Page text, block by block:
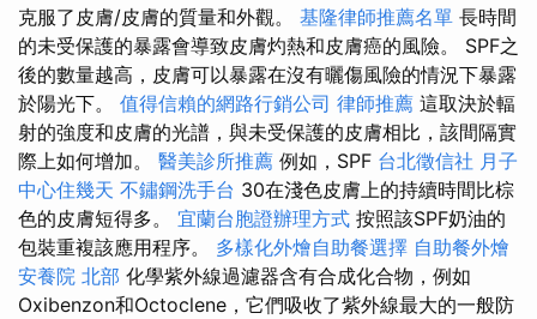
克服了皮膚/皮膚的質量和外觀。 基隆律師推薦名單 長時間
的未受保護的暴露會導致皮膚灼熱和皮膚癌的風險。 SPF之
後的數量越高，皮膚可以暴露在沒有曬傷風險的情況下暴露
於陽光下。 值得信賴的網路行銷公司 律師推薦 這取決於輻
射的強度和皮膚的光譜，與未受保護的皮膚相比，該間隔實
際上如何增加。 醫美診所推薦 例如，SPF 台北徵信社 月子
中心住幾天 不鏽鋼洗手台 30在淺色皮膚上的持續時間比棕
色的皮膚短得多。 宜蘭台胞證辦理方式 按照該SPF奶油的
包裝重複該應用程序。 多樣化外燴自助餐選擇 自助餐外燴
安養院 北部 化學紫外線過濾器含有合成化合物，例如
Oxibenzon和Octoclene，它們吸收了紫外線最大的一般防